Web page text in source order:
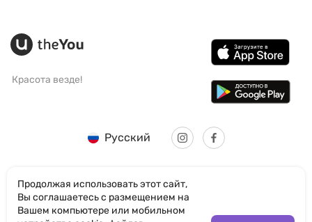
Красота везде!
Русский
© SANTICUM INTERNATIONAL LTD
Продолжая использовать этот сайт,
Вы соглашаетесь с размещением на
Вашем компьютере или мобильном